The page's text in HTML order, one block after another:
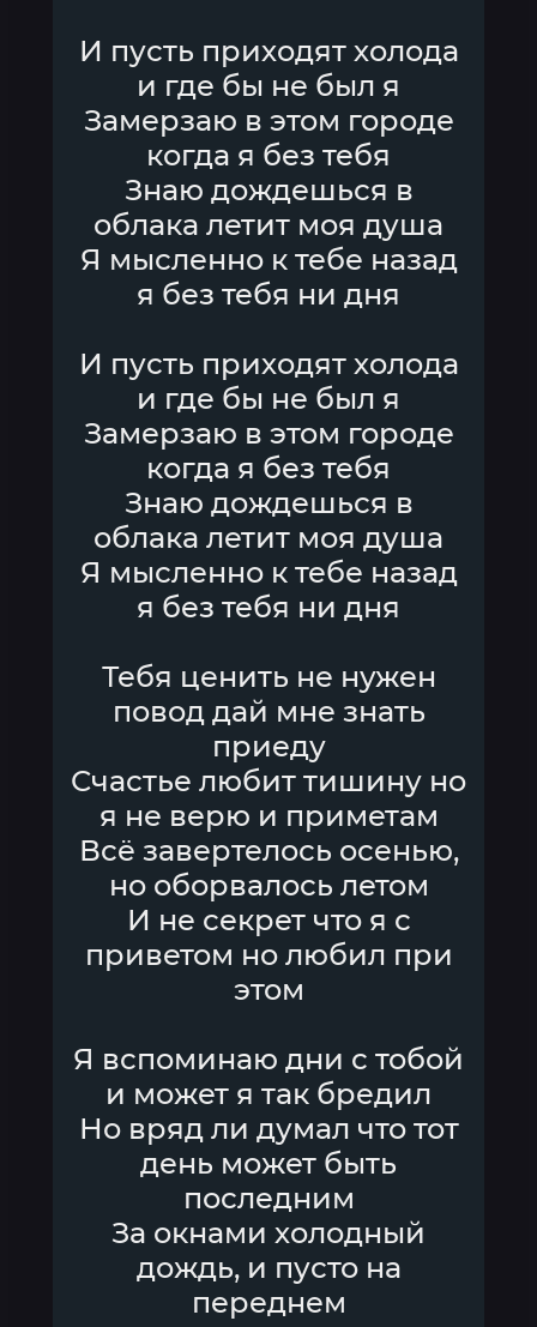
И пусть приходят холода
и где бы не был я
Замерзаю в этом городе
когда я без тебя
Знаю дождешься в
облака летит моя душа
Я мысленно к тебе назад
я без тебя ни дня
И пусть приходят холода
и где бы не был я
Замерзаю в этом городе
когда я без тебя
Знаю дождешься в
облака летит моя душа
Я мысленно к тебе назад
я без тебя ни дня
Тебя ценить не нужен
повод дай мне знать
приеду
Счастье любит тишину но
я не верю и приметам
Всё завертелось осенью,
но оборвалось летом
И не секрет что я с
приветом но любил при
этом
Я вспоминаю дни с тобой
и может я так бредил
Но вряд ли думал что тот
день может быть
последним
За окнами холодный
дождь, и пусто на
переднем